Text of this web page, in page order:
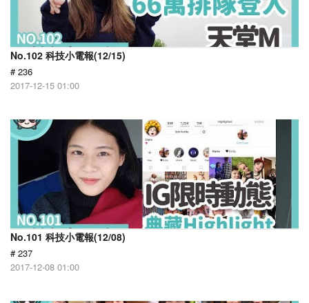
No.102 科技小電報(12/15)
# 236
2017-12-15 01:00
No.101 科技小電報(12/08)
# 237
2017-12-08 01:00